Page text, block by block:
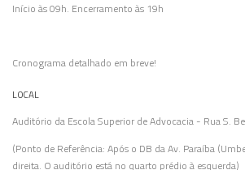
Início às 09h. Encerramento às 19h
Cronograma detalhado em breve!
LOCAL
Auditório da Escola Superior de Advocacia - Rua S.
(Ponto de Referência: Após o DB da Av. Paraíba
direita. O auditório está no quarto prédio à esquerda)